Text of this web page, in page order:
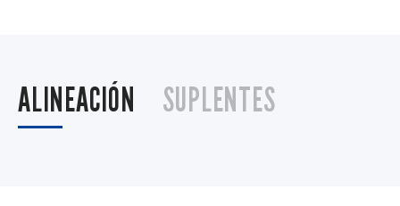
ALINEACIÓN SUPLENTES